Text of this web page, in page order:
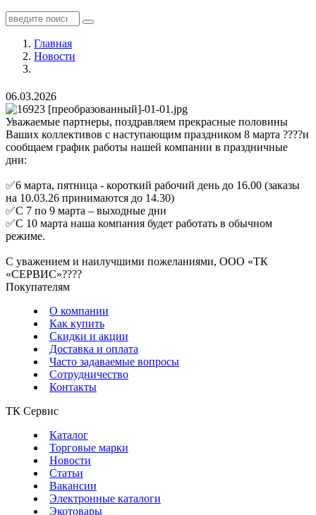
Главная
Новости
06.03.2026
Уважаемые партнеры, поздравляем прекрасные половины
Ваших коллективов с наступающим праздником 8 марта ????и
сообщаем график работы нашей компании в праздничные
дни:
✅6 марта, пятница - короткий рабочий день до 16.00 (заказы
на 10.03.26 принимаются до 14.30)
✅С 7 по 9 марта – выходные дни
✅С 10 марта наша компания будет работать в обычном
режиме.
С уважением и наилучшими пожеланиями, ООО «ТК
«СЕРВИС»????
Покупателям
О компании
Как купить
Скидки и акции
Доставка и оплата
Часто задаваемые вопросы
Сотрудничество
Контакты
ТК Сервис
Каталог
Торговые марки
Новости
Статьи
Вакансии
Электронные каталоги
Экотовары